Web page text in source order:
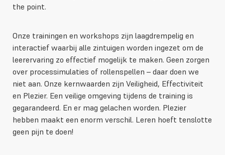
the point.
Onze trainingen en workshops zijn laagdrempelig en
interactief waarbij alle zintuigen worden ingezet om de
leerervaring zo effectief mogelijk te maken. Geen zorgen
over processimulaties of rollenspellen – daar doen we
niet aan. Onze kernwaarden zijn Veiligheid, Effectiviteit
en Plezier. Een veilige omgeving tijdens de training is
gegarandeerd. En er mag gelachen worden. Plezier
hebben maakt een enorm verschil. Leren hoeft tenslotte
geen pijn te doen!